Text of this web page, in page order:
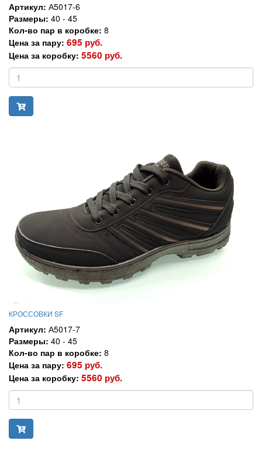
Артикул: А5017-6
Размеры: 40 - 45
Кол-во пар в коробке: 8
Цена за пару: 695 руб.
Цена за коробку: 5560 руб.
КРОССОВКИ SF
Артикул: А5017-7
Размеры: 40 - 45
Кол-во пар в коробке: 8
Цена за пару: 695 руб.
Цена за коробку: 5560 руб.